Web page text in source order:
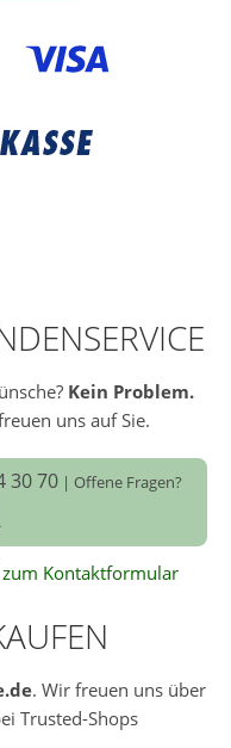
Kein Problem.
uns auf Sie.
30 70 | Offene Fragen?
zum Kontaktformular
. Wir freuen uns über
Trusted-Shops